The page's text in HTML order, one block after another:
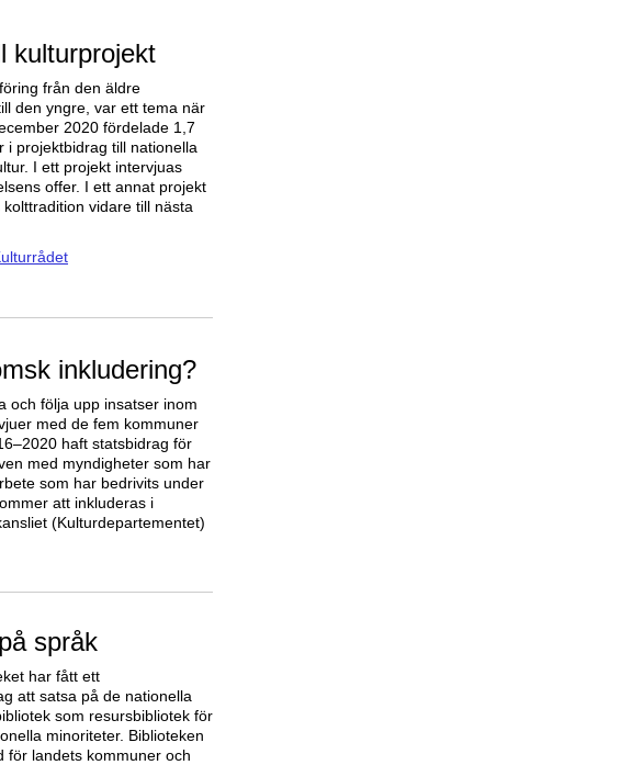
kulturprojekt
från den äldre
den yngre, var ett tema när
2020 fördelade 1,7
i projektbidrag till nationella
I ett projekt intervjuas
offer. I ett annat projekt
vidare till nästa
inkludering?
och följa upp insatser inom
med de fem kommuner
haft statsbidrag för
med myndigheter som har
som har bedrivits under
att inkluderas i
(Kulturdepartementet)
språk
har fått ett
att satsa på de nationella
som resursbibliotek för
minoriteter. Biblioteken
för landets kommuner och